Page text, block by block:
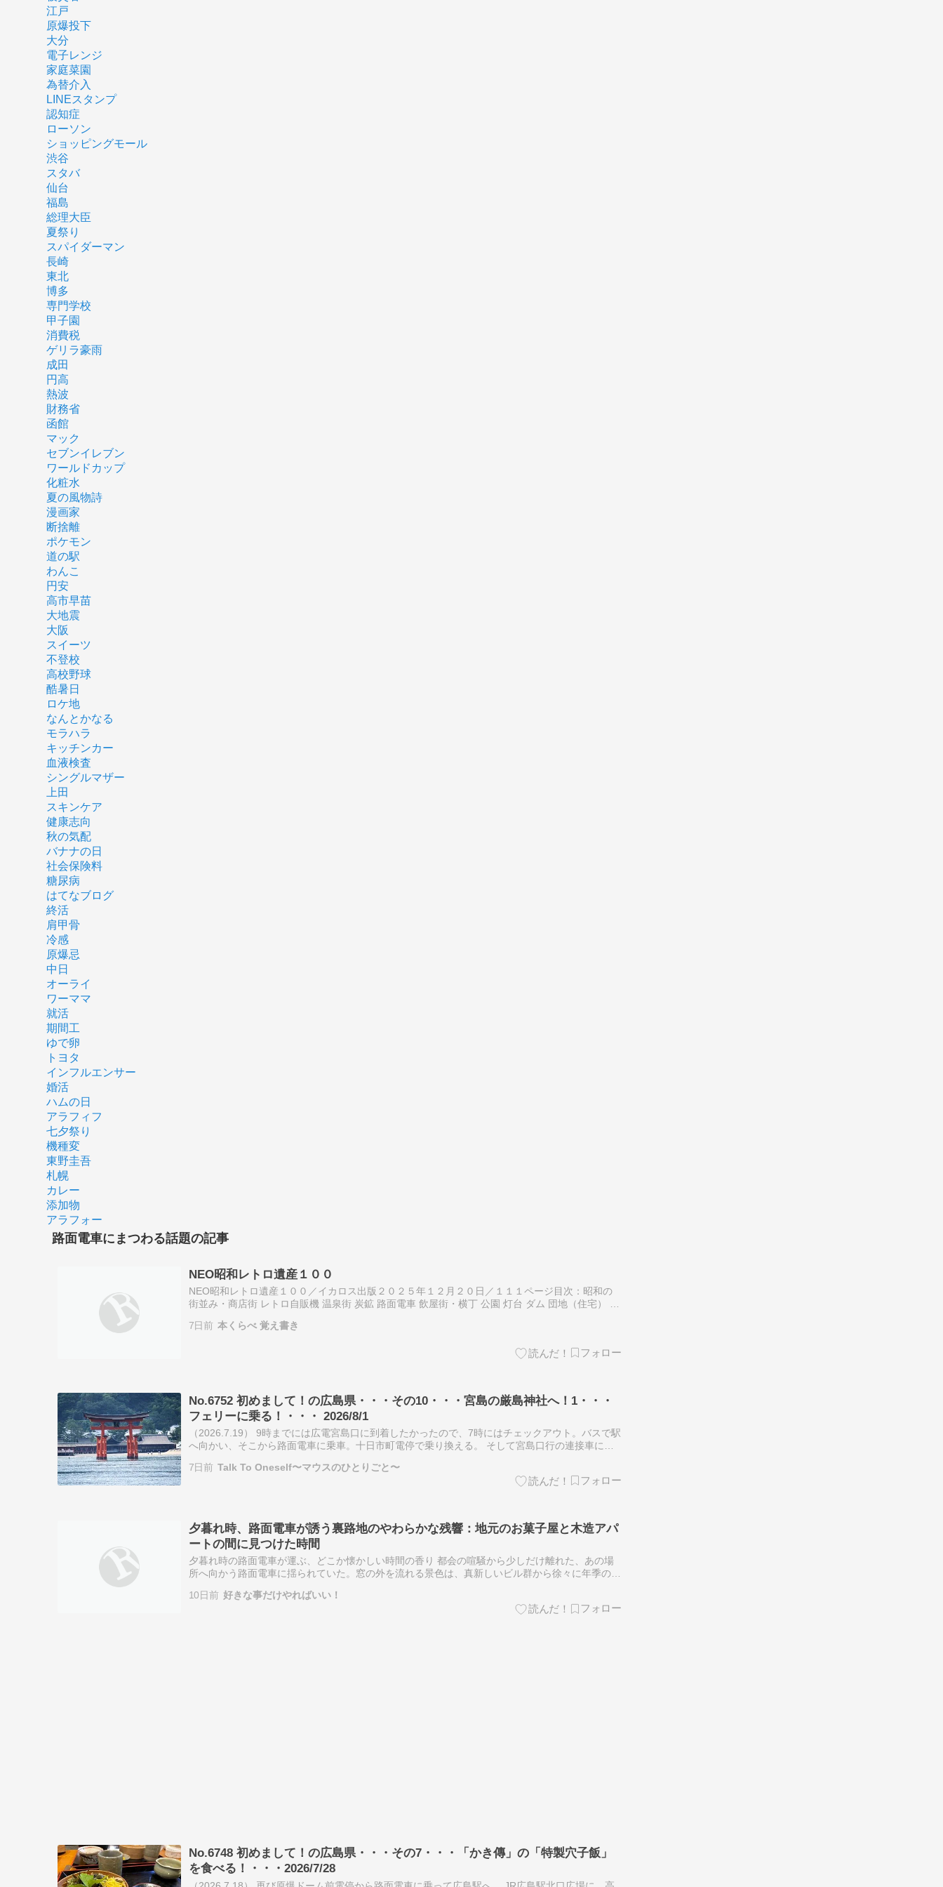
江戸
原爆投下
大分
電子レンジ
家庭菜園
為替介入
LINEスタンプ
認知症
ローソン
ショッピングモール
渋谷
スタバ
仙台
福島
総理大臣
夏祭り
スパイダーマン
長崎
東北
博多
専門学校
甲子園
消費税
ゲリラ豪雨
成田
円高
熱波
財務省
函館
マック
セブンイレブン
ワールドカップ
化粧水
夏の風物詩
漫画家
断捨離
ポケモン
道の駅
わんこ
円安
高市早苗
大地震
大阪
スイーツ
不登校
高校野球
酷暑日
ロケ地
なんとかなる
モラハラ
キッチンカー
血液検査
シングルマザー
上田
スキンケア
健康志向
秋の気配
バナナの日
社会保険料
糖尿病
はてなブログ
終活
肩甲骨
冷感
原爆忌
中日
オーライ
ワーママ
就活
期間工
ゆで卵
トヨタ
インフルエンサー
婚活
ハムの日
アラフィフ
七夕祭り
機種変
東野圭吾
札幌
カレー
添加物
アラフォー
路面電車にまつわる話題の記事
NEO昭和レトロ遺産１００
NEO昭和レトロ遺産１００／イカロス出版２０２５年１２月２０日／１１１ページ目次：昭和の
街並み・商店街 レトロ自販機 温泉街 炭鉱 路面電車 飲屋街・横丁 公園 灯台 ダム 団地（住宅） ド
7日前 本くらべ 覚え書き
No.6752 初めまして！の広島県・・・その10・・・宮島の厳島神社へ！1・・・
フェリーに乗る！・・・ 2026/8/1
（2026.7.19） 9時までには広電宮島口に到着したかったので、7時にはチェックアウト。バスで駅
へ向かい、そこから路面電車に乗車。十日市町電停で乗り換える。 そして宮島口行の連接車に乗
7日前 Talk To Oneself〜マウスのひとりごと〜
夕暮れ時、路面電車が誘う裏路地のやわらかな残響：地元のお菓子屋と木造アパ
ートの間に見つけた時間
夕暮れ時の路面電車が運ぶ、どこか懐かしい時間の香り 都会の喧騒から少しだけ離れた、あの場
所へ向かう路面電車に揺られていた。窓の外を流れる景色は、真新しいビル群から徐々に年季の入
10日前 好きな事だけやればいい！
No.6748 初めまして！の広島県・・・その7・・・「かき傳」の「特製穴子飯」
を食べる！・・・2026/7/28